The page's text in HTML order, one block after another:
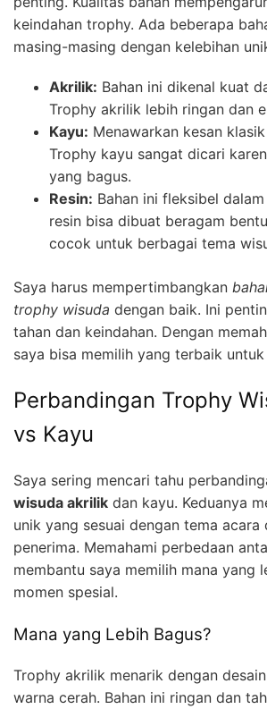
keindahan trophy. Ada beberapa
masing-masing dengan kelebihan
Akrilik: Bahan ini dikenal kuat
Trophy akrilik lebih ringan dan
Kayu: Menawarkan kesan
Trophy kayu sangat dicari
yang bagus.
Resin: Bahan ini fleksibel
resin bisa dibuat beragam
cocok untuk berbagai tema
Saya harus mempertimbangkan
trophy wisuda dengan baik. Ini
tahan dan keindahan. Dengan
saya bisa memilih yang terbaik
Perbandingan Trophy
vs Kayu
Saya sering mencari tahu
wisuda akrilik dan kayu. Keduanya
unik yang sesuai dengan tema acara
penerima. Memahami perbedaan
membantu saya memilih mana yang
momen spesial.
Mana yang Lebih Bagus?
Trophy akrilik menarik dengan
warna cerah. Bahan ini ringan dan